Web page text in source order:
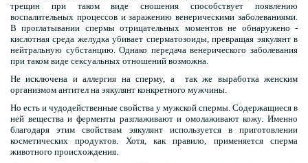
трещин при таком виде сношения способствует появлению
воспалительных процессов и заражению венерическими заболеваниями.
В проглатывании спермы отрицательных моментов не обнаружено -
кислотная среда желудка убивает сперматозоиды, превращая эякулянт в
нейтральную субстанцию. Однако передача венерического заболевания
при таком виде сексуальных отношений возможна.
Не исключена и аллергия на сперму, а так же выработка женским
организмом антител на эякулянт конкретного мужчины.
Но есть и чудодейственные свойства у мужской спермы. Содержащиеся в
ней вещества и ферменты разглаживают и омолаживают кожу. Именно
благодаря этим свойствам эякулянт используется в приготовлении
косметических продуктов. Хотя, как правило, применяется сперма
животного происхождения.